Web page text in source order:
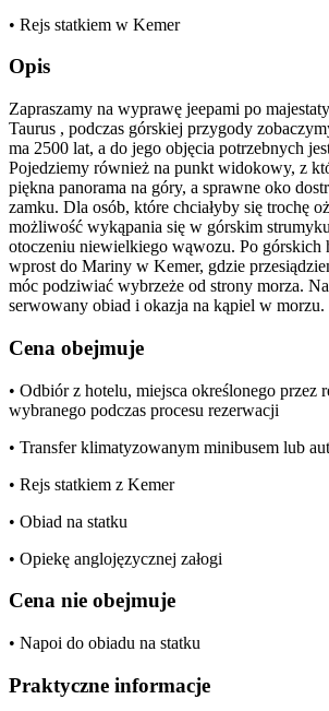
• Rejs statkiem w Kemer
Opis
Zapraszamy na wyprawę jeepami po
Taurus , podczas górskiej przygody
ma 2500 lat, a do jego objęcia potrzebnych
Pojedziemy również na punkt widokowy, z
piękna panorama na góry, a sprawne oko
zamku. Dla osób, które chciałyby się trochę
możliwość wykąpania się w górskim
otoczeniu niewielkiego wąwozu. Po górskich
wprost do Mariny w Kemer, gdzie
móc podziwiać wybrzeże od strony morza.
serwowany obiad i okazja na kąpiel w morzu.
Cena obejmuje
• Odbiór z hotelu, miejsca określonego przez
wybranego podczas procesu rezerwacji
• Transfer klimatyzowanym minibusem lub
• Rejs statkiem z Kemer
• Obiad na statku
• Opiekę anglojęzycznej załogi
Cena nie obejmuje
• Napoi do obiadu na statku
Praktyczne informacje